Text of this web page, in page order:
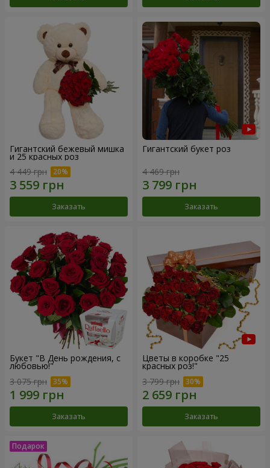
Гигантский бежевый мишка
и 25 красных роз
4 449 грн
Заказать
Гигантский букет роз
4 469 грн
Заказать
Букет "В День рождения, с
любовью!"
3 075 грн
Заказать
Цветы в коробке "25
красных роз!"
3 799 грн
Заказать